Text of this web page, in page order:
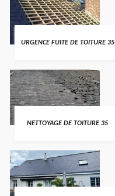
URGENCE FUITE DE TOITURE 35
NETTOYAGE DE TOITURE 35